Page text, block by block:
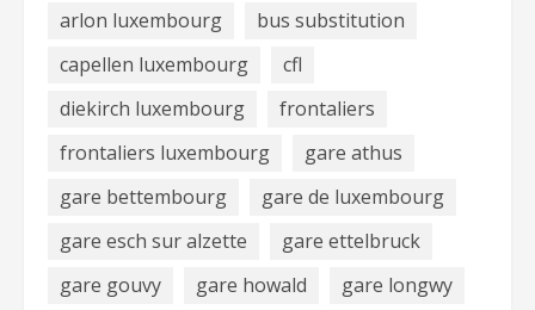
arlon luxembourg
bus substitution
capellen luxembourg
cfl
diekirch luxembourg
frontaliers
frontaliers luxembourg
gare athus
gare bettembourg
gare de luxembourg
gare esch sur alzette
gare ettelbruck
gare gouvy
gare howald
gare longwy